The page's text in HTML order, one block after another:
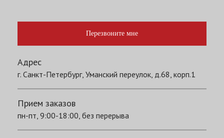
Перезвоните мне
Адрес
г. Санкт-Петербург, Уманский переулок, д.68, корп.1
Прием заказов
пн-пт, 9:00-18:00, без перерыва